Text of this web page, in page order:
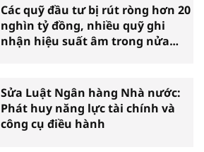
Các quỹ đầu tư bị rút ròng hơn 20
nghìn tỷ đồng, nhiều quỹ ghi
nhận hiệu suất âm trong nửa
Sửa Luật Ngân hàng Nhà nước:
Phát huy năng lực tài chính và
công cụ điều hành